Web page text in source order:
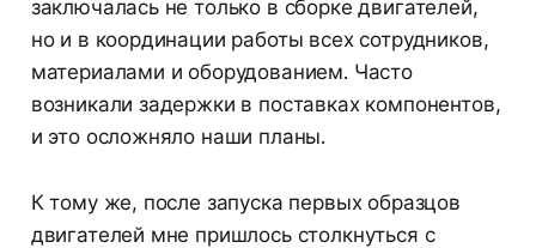
заключалась не только в сборке двигателей,
но и в координации работы всех сотрудников,
материалами и оборудованием. Часто
возникали задержки в поставках компонентов,
и это осложняло наши планы.
К тому же, после запуска первых образцов
двигателей мне пришлось столкнуться с